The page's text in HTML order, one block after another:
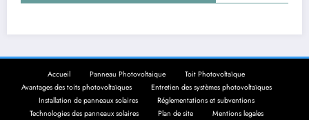
Accueil Panneau Photovoltaique
Toit Photovoltaïque
Avantages des toits photovoltaïques
Entretien des systèmes photovoltaïques
Installation de panneaux solaires
Réglementations et subventions
Technologies des panneaux solaires
Plan de site Mentions legales